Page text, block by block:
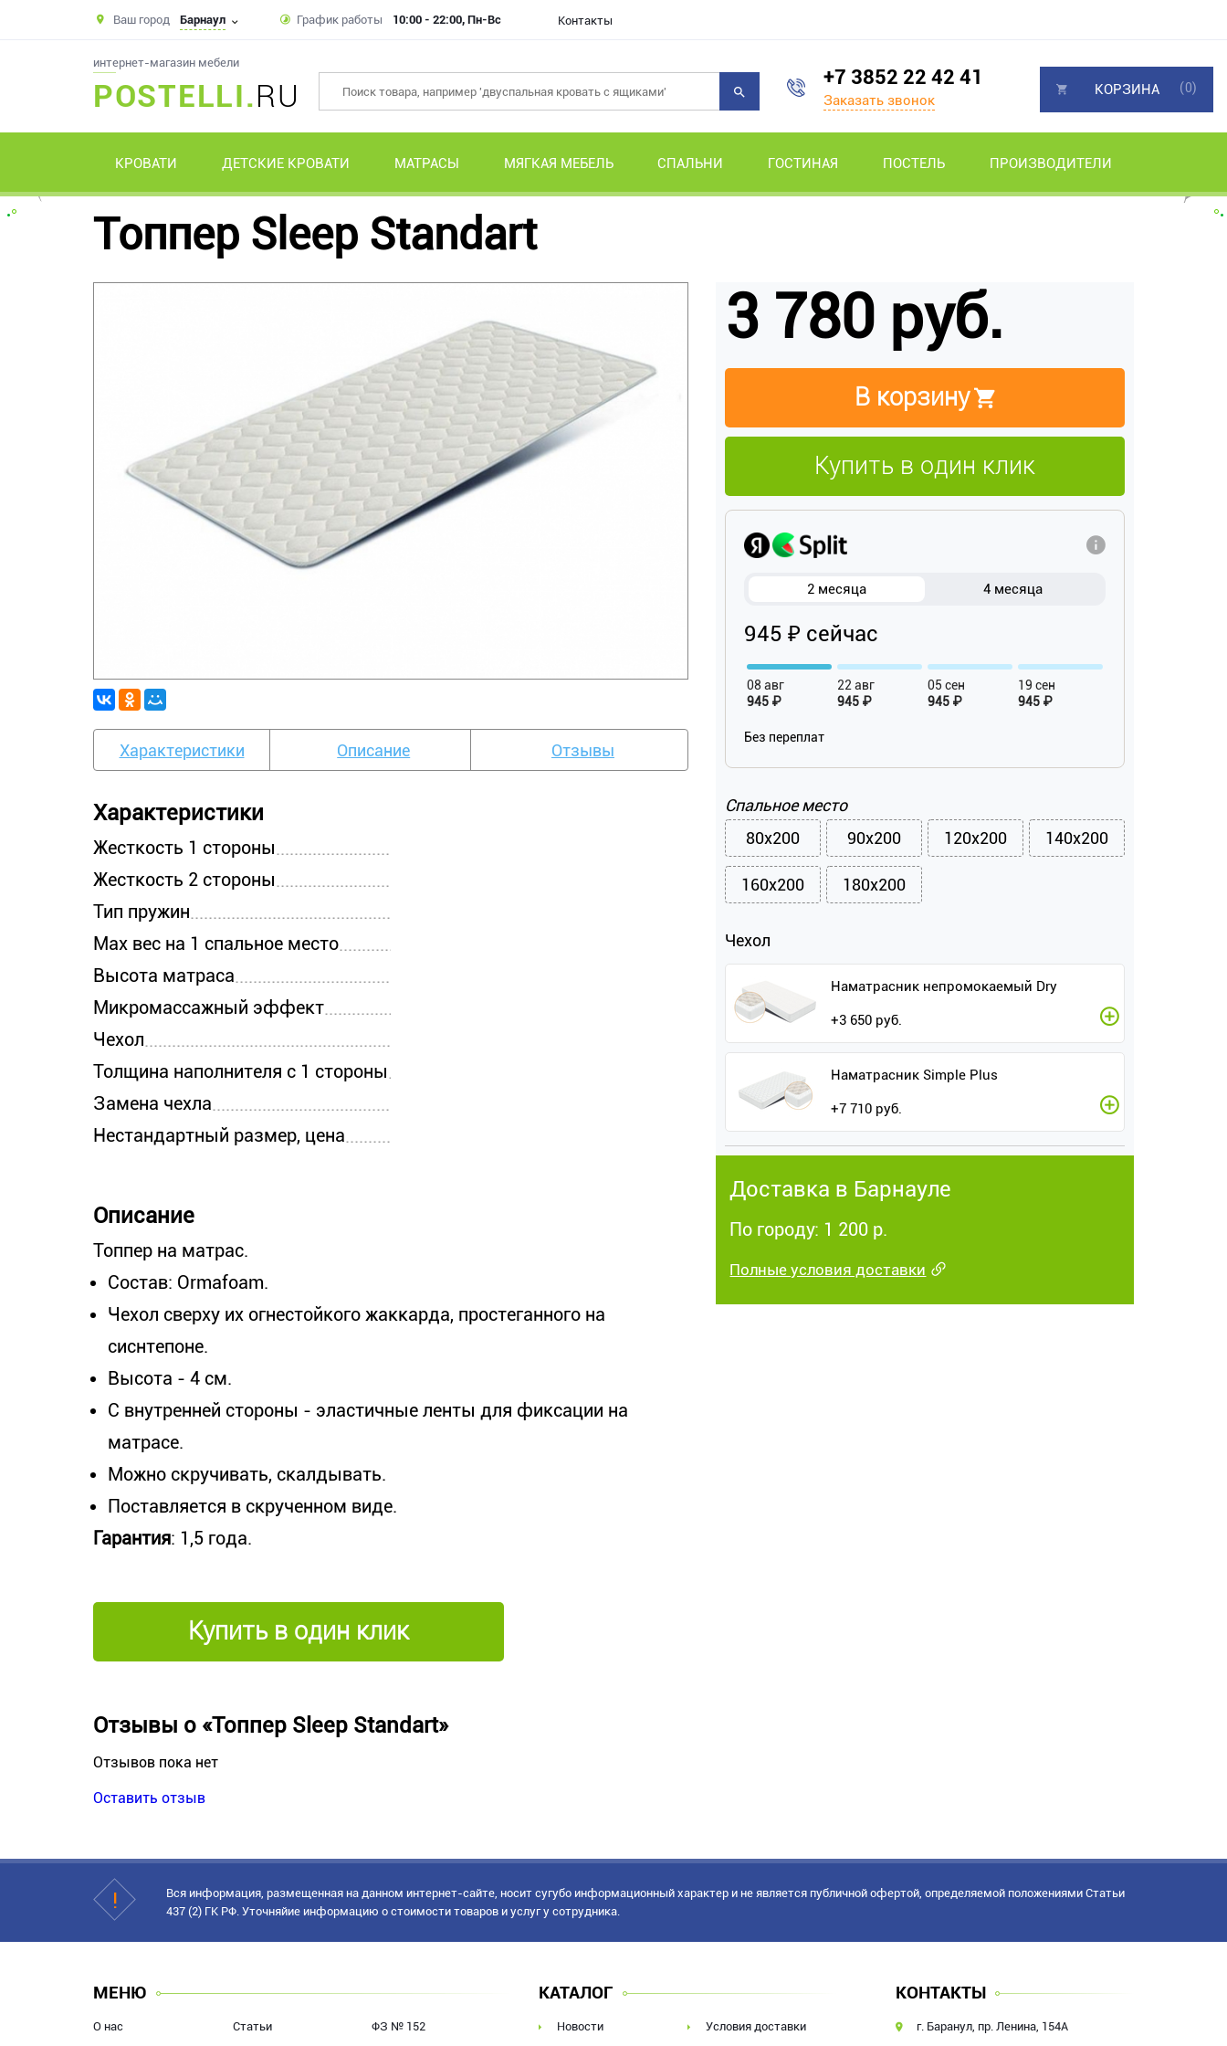
Ваш город Барнаул График работы 10:00 - 22:00, Пн-Вс Контакты
интернет-магазин мебели
POSTELLI.RU
+7 3852 22 42 41
Заказать звонок
КРОВАТИ ДЕТСКИЕ КРОВАТИ МАТРАСЫ МЯГКАЯ МЕБЕЛЬ СПАЛЬНИ ГОСТИНАЯ ПОСТЕЛЬ ПРОИЗВОДИТЕЛИ
КОРЗИНА (0)
Топпер Sleep Standart
Характеристики Описание Отзывы
Характеристики
Жесткость 1 стороны
Жесткость 2 стороны
Тип пружин
Max вес на 1 спальное место
Высота матраса
Микромассажный эффект
Чехол
Толщина наполнителя с 1 стороны
Замена чехла
Нестандартный размер, цена
Описание
Топпер на матрас.
Состав: Ormafoam.
Чехол сверху их огнестойкого жаккарда, простеганного на
сиснтепоне.
Высота - 4 см.
С внутренней стороны - эластичные ленты для фиксации на
матрасе.
Можно скручивать, скалдывать.
Поставляется в скрученном виде.
Гарантия: 1,5 года.
Купить в один клик
Отзывы о «Топпер Sleep Standart»
Отзывов пока нет
Оставить отзыв
3 780 руб.
В корзину
Купить в один клик
2 месяца 4 месяца
945 ₽ сейчас
08 авг
945 ₽
22 авг
945 ₽
05 сен
945 ₽
19 сен
945 ₽
Без переплат
Спальное место
80x200
90x200 120x200 140x200
160x200 180x200
Чехол
Наматрасник непромокаемый Dry
+3 650 руб.
Наматрасник Simple Plus
+7 710 руб.
Доставка в Барнауле
По городу: 1 200 р.
Полные условия доставки
Вся информация, размещенная на данном интернет-сайте, носит сугубо информационный характер и не является публичной офертой, определяемой положениями Статьи
437 (2) ГК РФ. Уточняйие информацию о стоимости товаров и услуг у сотрудника.
МЕНЮ
О нас Статьи ФЗ № 152
КАТАЛОГ
Новости Условия доставки
КОНТАКТЫ
г. Баранул, пр. Ленина, 154А